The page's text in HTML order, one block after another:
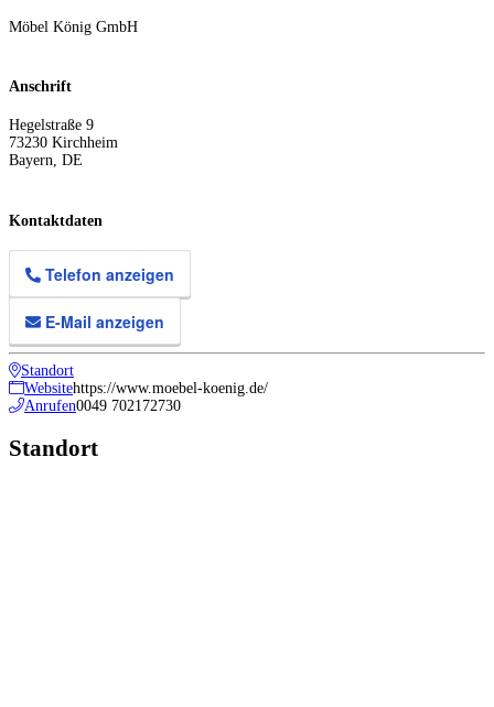
Möbel König GmbH
Anschrift
Hegelstraße 9
73230 Kirchheim
Bayern DE
Kontaktdaten
Telefon anzeigen
E-Mail anzeigen
Standort
Websitehttps://www.moebel-koenig.de/
Anrufen0049 702172730
Standort